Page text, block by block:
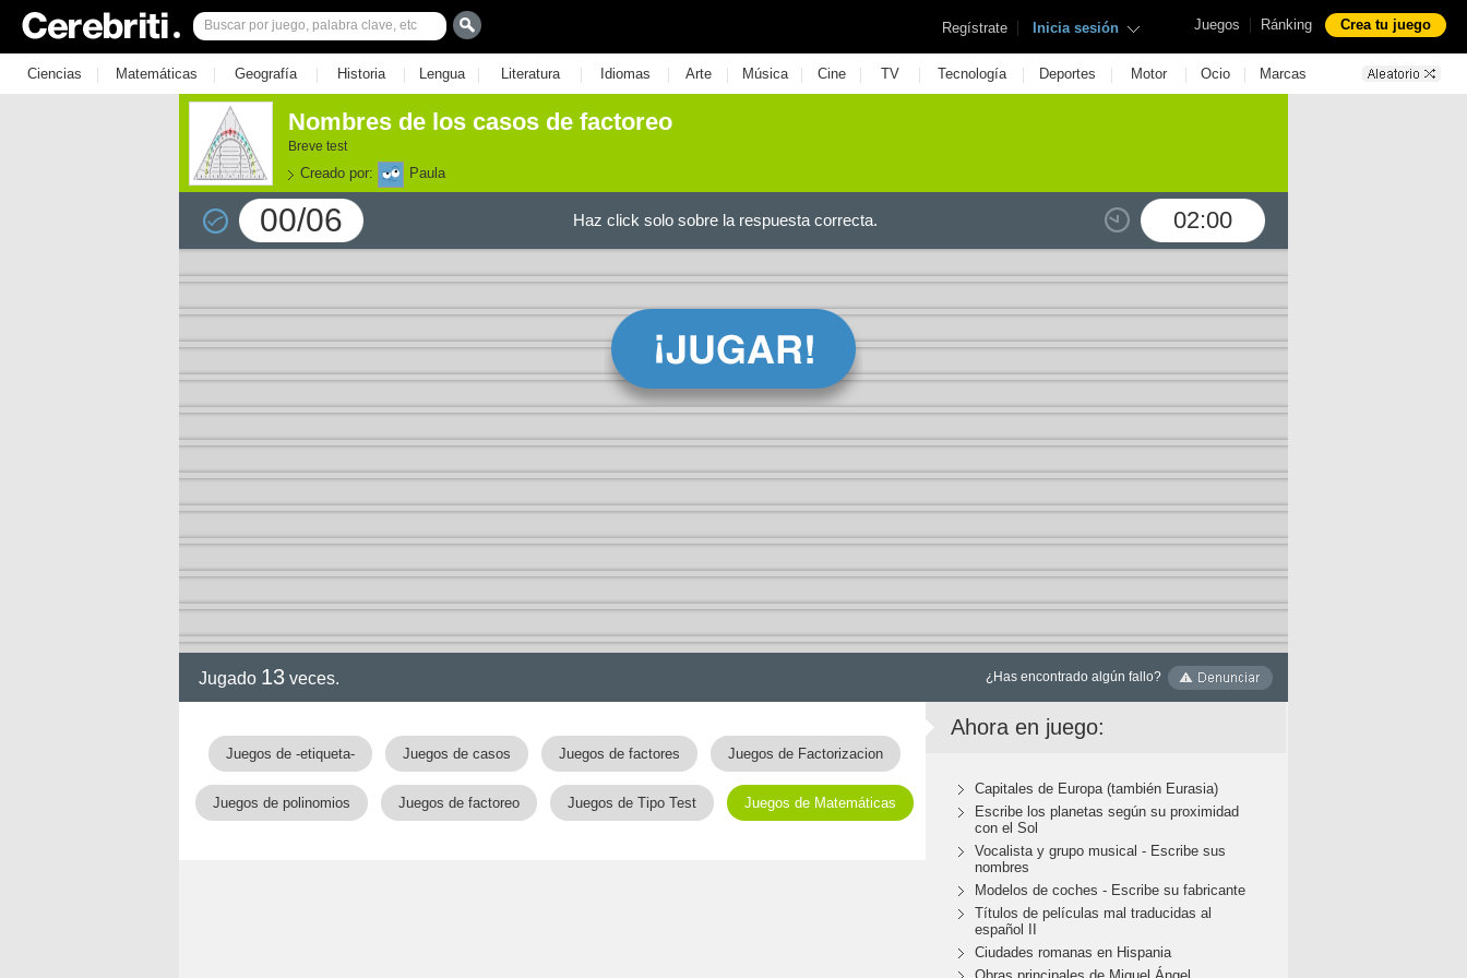
Juegos | Ránking Crea tu juego
Regístrate | Inicia sesión
Ciencias | Matemáticas | Geografía | Historia | Lengua | Literatura | Idiomas | Arte | Música | Cine | TV | Tecnología | Deportes | Motor | Ocio | Marcas
Nombres de los casos de factoreo
Breve test
Creado por: Paula
00/06 02:00
Haz click solo sobre la respuesta correcta.
Jugado 13 veces. ¿Has encontrado algún fallo?
Juegos de -etiqueta- Juegos de casos Juegos de factores Juegos de Factorizacion
Juegos de polinomios Juegos de factoreo Juegos de Tipo Test Juegos de Matemáticas
Ahora en juego:
Capitales de Europa (también Eurasia)
Escribe los planetas según su proximidad
con el Sol
Vocalista y grupo musical - Escribe sus
nombres
Modelos de coches - Escribe su fabricante
Títulos de películas mal traducidas al
español II
Ciudades romanas en Hispania